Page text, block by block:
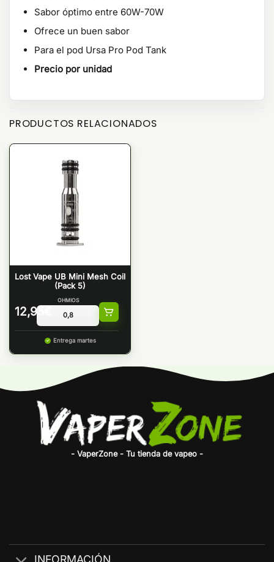
Sabor óptimo entre 60W-70W
Ofrece un buen sabor
Para el pod Ursa Pro Pod Tank
Precio por unidad
PRODUCTOS RELACIONADOS
Lost Vape UB Mini Mesh Coil
(Pack 5)
12,95
OHMIOS
Entrega martes
- VaperZone - Tu tienda de vapeo -